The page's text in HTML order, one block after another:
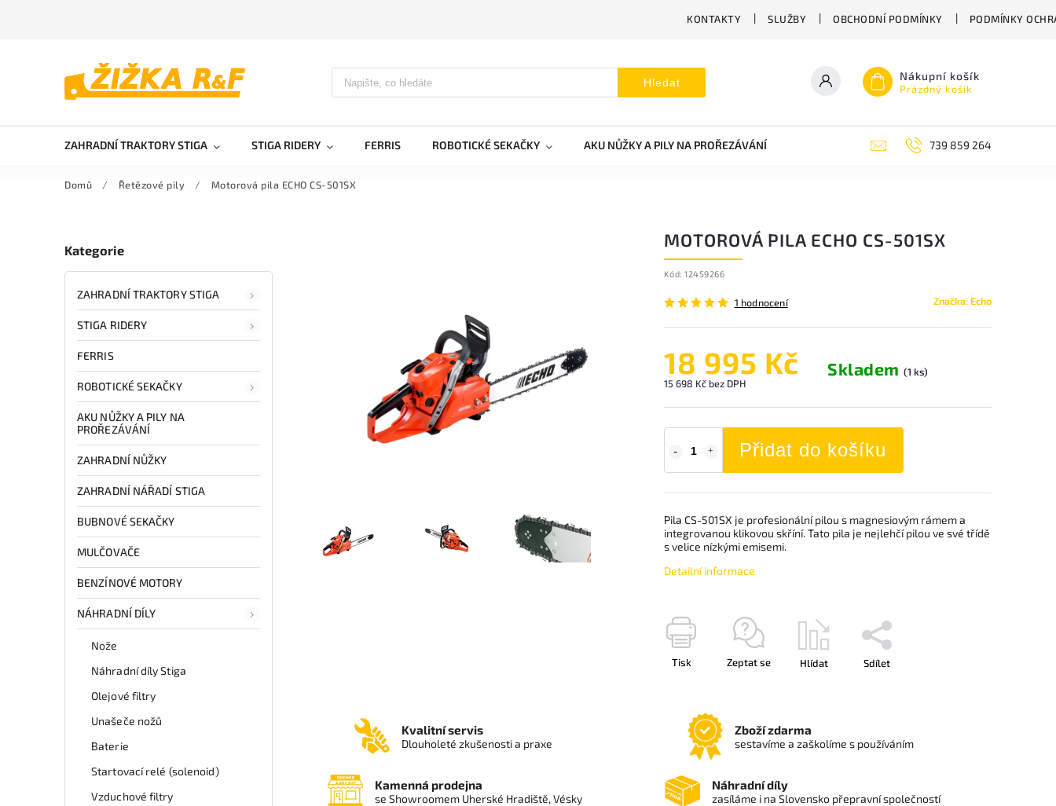
KONTAKTY SLUŽBY OBCHODNÍ PODMÍNKY PODMÍNKY
Hledat Nákupní košík
Prázdný košík
ZAHRADNÍ TRAKTORY STIGA STIGA RIDERY FERRIS ROBOTICKÉ SEKAČKY AKU NŮŽKY A PILY NA PROŘEZÁVÁNÍ ZAHRADNÍ NŮŽKY ZAHRADNÍ NÁŘADÍ STIGA
739 859 264
Domů / Řetězové pily / Motorová pila ECHO CS-501SX
Kategorie
ZAHRADNÍ TRAKTORY STIGA
STIGA RIDERY
FERRIS
ROBOTICKÉ SEKAČKY
AKU NŮŽKY A PILY NA
PROŘEZÁVÁNÍ
ZAHRADNÍ NŮŽKY
ZAHRADNÍ NÁŘADÍ STIGA
BUBNOVÉ SEKAČKY
MULČOVAČE
BENZÍNOVÉ MOTORY
NÁHRADNÍ DÍLY
Nože
Náhradní díly Stiga
Olejové filtry
Unašeče nožů
Baterie
Startovací relé (solenoid)
Vzduchové filtry
MOTOROVÁ PILA ECHO CS-501SX
Kód: 12459266
1 hodnocení Značka:Echo
18 995 Kč
15 698 Kč bez DPH
Skladem(1 ks)
Přidat do košíku
Pila CS-501SX je profesionální pilou s magnesiovým rámem a
integrovanou klikovou skříní. Tato pila je nejlehčí pilou ve své třídě
s velice nízkými emisemi.
Detailní informace
Tisk Zeptat se Hlídat Sdílet
Kvalitní servis
Dlouholeté zkušenosti a praxe
Zboží zdarma
sestavíme a zaškolíme s používáním
Kamenná prodejna
se Showroomem Uherské Hradiště, Vésky
Náhradní díly
zasíláme i na Slovensko přepravní společností